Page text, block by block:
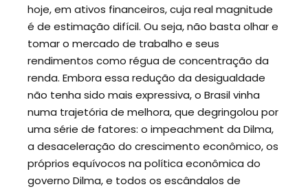
hoje, em ativos financeiros, cuja real magnitude
é de estimação difícil. Ou seja, não basta olhar e
tomar o mercado de trabalho e seus
rendimentos como régua de concentração da
renda. Embora essa redução da desigualdade
não tenha sido mais expressiva, o Brasil vinha
numa trajetória de melhora, que degringolou por
uma série de fatores: o impeachment da Dilma,
a desaceleração do crescimento econômico, os
próprios equívocos na política econômica do
governo Dilma, e todos os escândalos de